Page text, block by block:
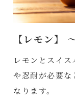
【レモン】
レモンとスイ
や忍耐が必要な
なります。